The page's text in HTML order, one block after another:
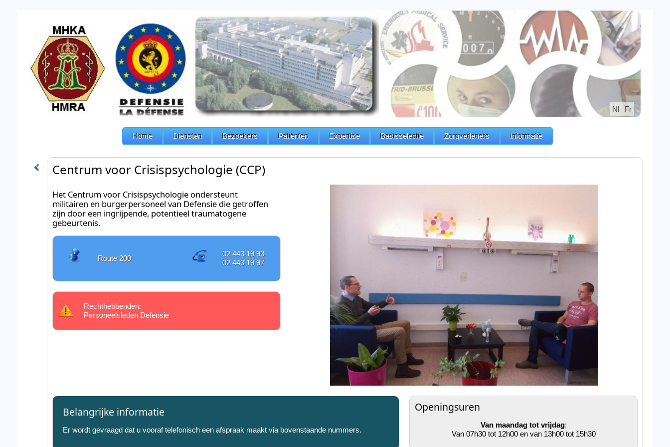
Nl Fr
Home Diensten Bezoekers Patiënten Expertise Basisselectie Zorgverleners Informatie
Centrum voor Crisispsychologie (CCP)
Het Centrum voor Crisispsychologie ondersteunt
militairen en burgerpersoneel van Defensie die getroffen
zijn door een ingrijpende, potentieel traumatogene
gebeurtenis.
Route 200
02 443 19 93
02 443 19 97
Rechthebbenden:
Personeelsleden Defensie
Belangrijke informatie
Er wordt gevraagd dat u vooraf telefonisch een afspraak maakt via bovenstaande nummers.
Openingsuren
Van maandag tot vrijdag:
Van 07h30 tot 12h00 en van 13h00 tot 15h30